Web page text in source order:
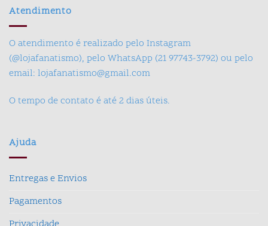
Atendimento
O atendimento é realizado pelo Instagram
(@lojafanatismo), pelo WhatsApp (21 97743-3792) ou pelo
email: lojafanatismo@gmail.com
O tempo de contato é até 2 dias úteis.
Ajuda
Entregas e Envios
Pagamentos